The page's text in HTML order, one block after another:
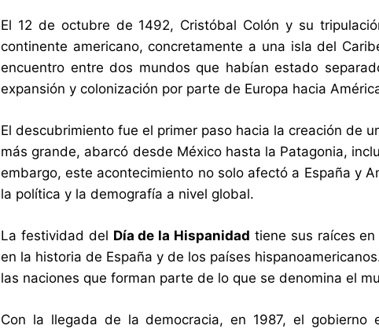
El 12 de octubre de 1492, Cristóbal Colón y su
continente americano, concretamente a una isla del
encuentro entre dos mundos que habían estado
expansión y colonización por parte de Europa hacia
El descubrimiento fue el primer paso hacia la creación de
más grande, abarcó desde México hasta la Patagonia,
embargo, este acontecimiento no solo afectó a España y
la política y la demografía a nivel global.
La festividad del Día de la Hispanidad tiene sus raíces
en la historia de España y de los países
las naciones que forman parte de lo que se denomina el
Con la llegada de la democracia, en 1987, el gobierno